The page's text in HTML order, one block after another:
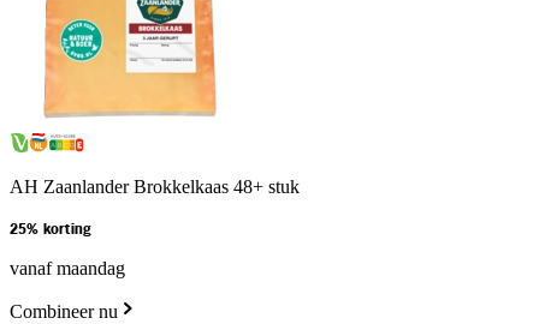
AH Zaanlander Brokkelkaas 48+ stuk
25% korting
vanaf maandag
Combineer nu